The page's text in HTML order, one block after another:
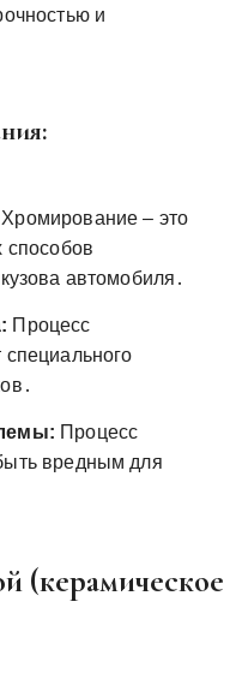
и
Хромирование – это
способов
автомобиля․
Процесс
Процесс
вредным для
(керамическое